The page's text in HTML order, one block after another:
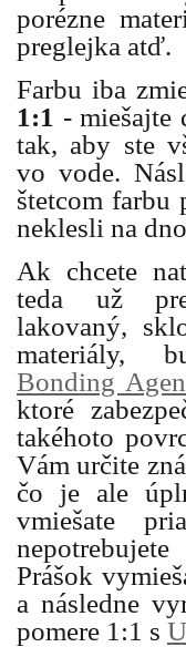
porézne
preglejka atď.
Farbu iba
1:1 - miešajte
tak, aby ste
vo vode.
štetcom farbu
neklesli na
Ak chcete
teda už
lakovaný,
materiály,
Bonding
ktoré
takéhoto
Vám určite
čo je ale
vmiešate
Prášok
a následne
pomere 1:1 s